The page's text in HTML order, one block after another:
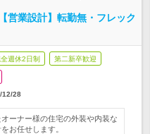
営業設計】転勤無・フレック
週休2日制 第二新卒歓迎
12/28
ーナー様の住宅の外装や内装な
お任せします。